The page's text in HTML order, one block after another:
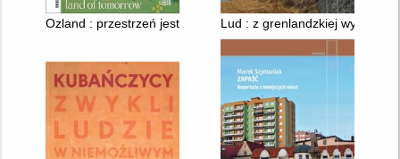
Ozland : przestrzeń jest wszystkimLud : z grenlandzkiej wyspy